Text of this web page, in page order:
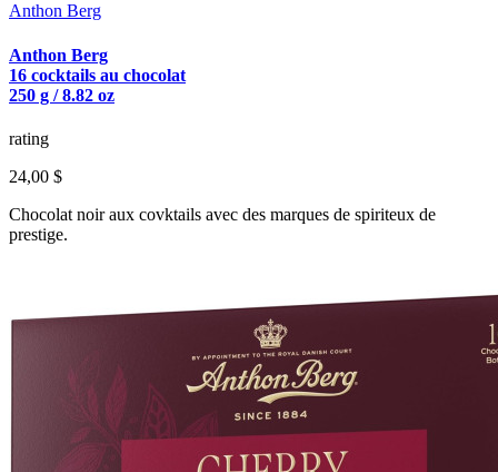
Anthon Berg
Anthon Berg
16 cocktails au chocolat
250 g / 8.82 oz
rating
24,00 $
Chocolat noir aux covktails avec des marques de spiriteux de
prestige.